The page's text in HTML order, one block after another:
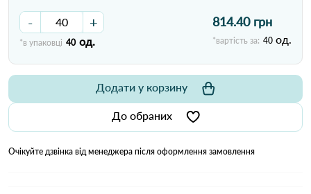
- +
*в упаковці 40 од.
814.40 грн
*вартість за: 40 од.
До обраних
Додати у корзину
Очікуйте дзвінка від менеджера після оформлення замовлення